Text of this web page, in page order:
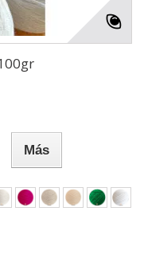
Más